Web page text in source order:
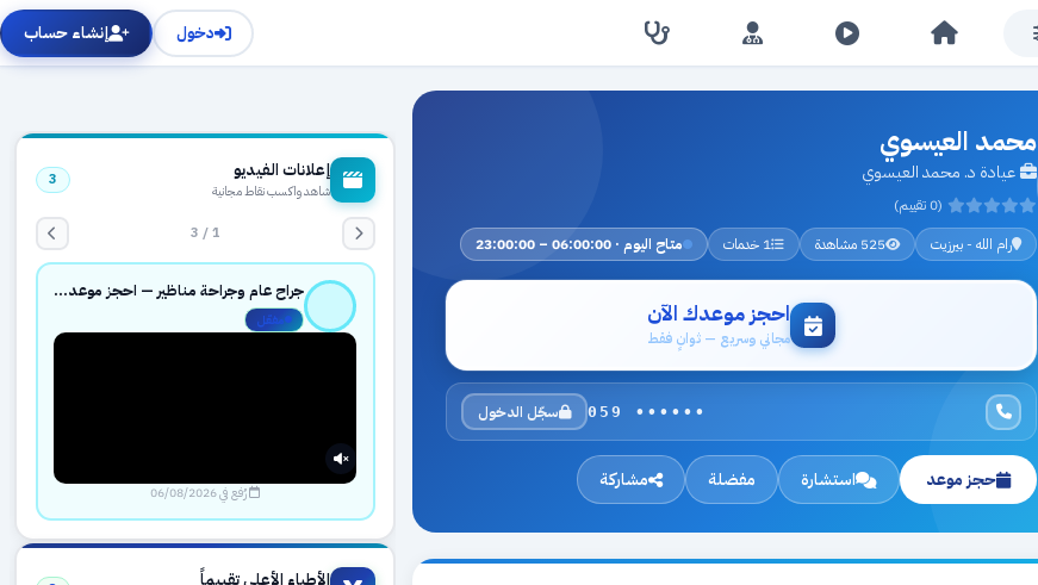
دخول إنشاء حساب
محمد العيسوي
عيادة د. محمد العيسوي
(0 تقييم)
رام الله - بيرزيت
525 مشاهدة 1 خدمات متاح اليوم · 06:00:00 – 23:00:00
احجز موعدك الآن
مجاني وسريع — ثوانٍ فقط
059 •••••• سجّل الدخول
حجز موعد استشارة مفضلة مشاركة
إعلانات الفيديو
شاهد واكسب نقاط مجانية
3
1 / 3
جراح عام وجراحة مناظير — احجز موعدك بثقة عبر حجزك الطبي
مفعّل
رُفع في 06/08/2026
الأطباء الأعلى تقييماً